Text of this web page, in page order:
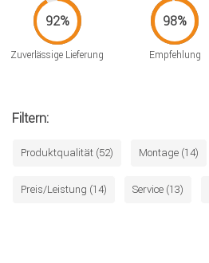
Zuverlässige Lieferung Empfehlung
Filtern:
Produktqualität (52) Montage (14)
Preis/Leistung (14) Service (13)